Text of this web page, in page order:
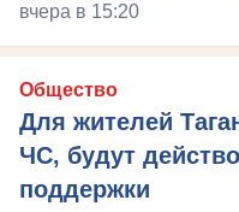
вчера в 15:20
Общество
Для жителей
ЧС, будут
поддержки